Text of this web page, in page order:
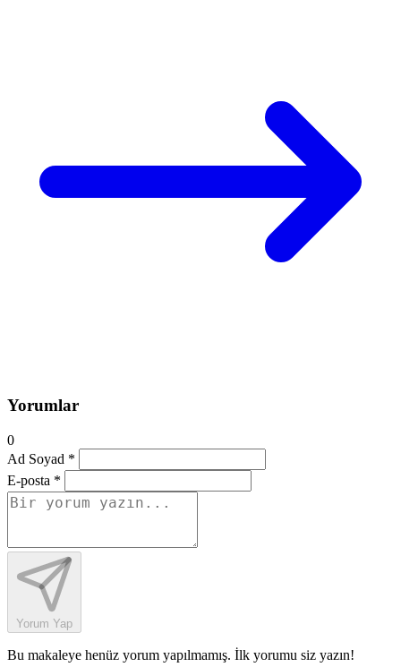
Yorumlar
0
Ad Soyad *
E-posta *
Yorum Yap
Bu makaleye henüz yorum yapılmamış. İlk yorumu siz yazın!